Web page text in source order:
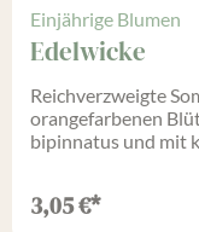
Einjährige Blumen
Edelwicke
Reichverzweigte
orangefarbenen
bipinnatus und mit
3,05€*